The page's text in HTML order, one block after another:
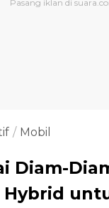
Mobil
Diam-
Hybrid